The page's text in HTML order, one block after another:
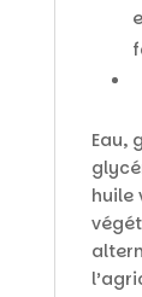
Eau,
huile